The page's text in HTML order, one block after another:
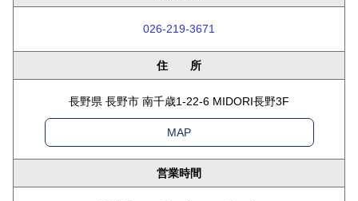
026-219-3671
住 所
長野県 長野市 南千歳1-22-6 MIDORI長野3F
MAP
営業時間